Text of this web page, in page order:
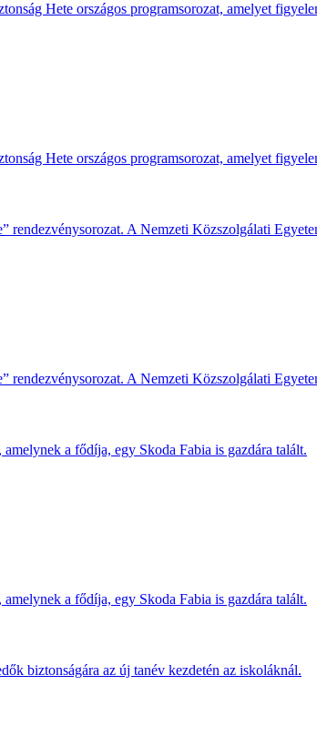
Hete országos programsorozat, amelyet
Hete országos programsorozat, amelyet
rendezvénysorozat. A Nemzeti Közszolgálati
rendezvénysorozat. A Nemzeti Közszolgálati
a fődíja, egy Skoda Fabia is gazdára talált.
a fődíja, egy Skoda Fabia is gazdára talált.
biztonságára az új tanév kezdetén az iskoláknál.